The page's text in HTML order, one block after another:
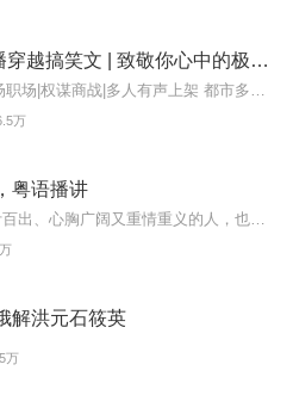
绝品家丁 | 多播穿越搞笑文 | 致敬你心中的极品家丁
万
粤语播讲
解洪元石筱英
万